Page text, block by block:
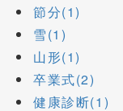
節分(1)
雪(1)
山形(1)
卒業式(2)
健康診断(1)